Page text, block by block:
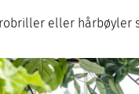
eller hårbøyler